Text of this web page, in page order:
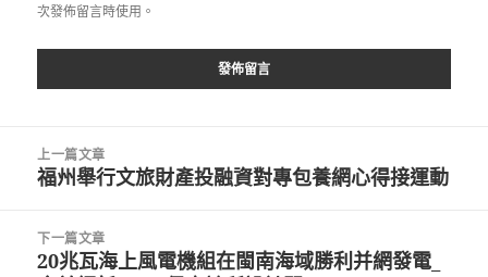
次發佈留言時使用。
上一篇文章
上
篇
文
福州舉行文旅財產投融資對專包養網心得接運動
下一篇文章
下
20兆瓦海上風電機組在閩南海域勝利并網發電_